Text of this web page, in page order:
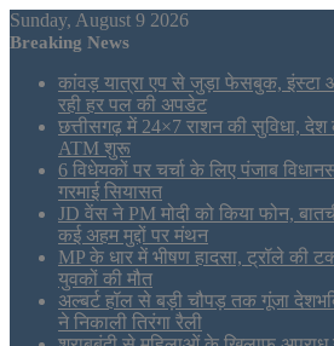
Sunday, August 9 2026
Breaking News
कांवड़ यात्रा एप से जुड़ा फेसबुक, इंस्टा
रही हर पल की अपडेट
छत्तीसगढ़ में 24×7 राशन की सुविधा, देश
ATM शुरू
6 विधेयकों पर चर्चा के लिए पंजाब
गरमाई सियासत
JD वेंस ने PM मोदी को किया फोन,
कई अहम मुद्दों पर मंथन
MP के धार में भीषण हादसा, ट्रॉले की
युवकों की मौत
अल्बर्ट हॉल से बड़ी चौपड़ तक गूंजा
ने निकाली तिरंगा रैली